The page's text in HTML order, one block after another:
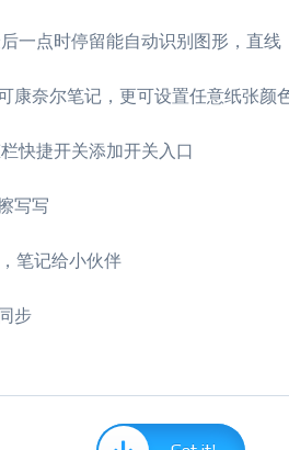
一点时停留能自动识别图形，直线
康奈尔笔记，更可设置任意纸张颜
快捷开关添加开关入口
写写
笔记给小伙伴
步